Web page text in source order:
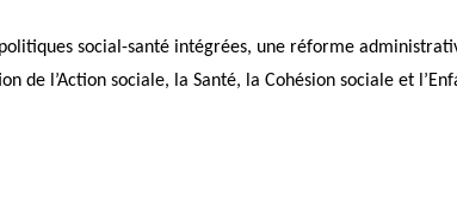
social-santé intégrées, une réforme
l’Action sociale, la Santé, la Cohésion sociale et